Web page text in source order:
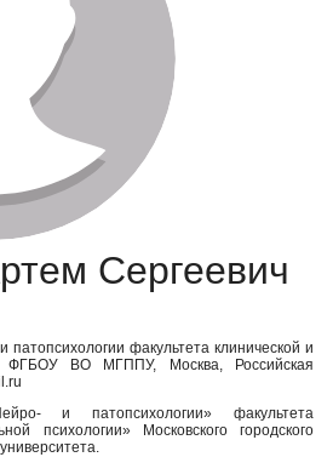
Сергеевич
факультета клинической и
ФГБОУ ВО МГППУ, Москва, Российская
и патопсихологии» факультета
психологии» Московского городского